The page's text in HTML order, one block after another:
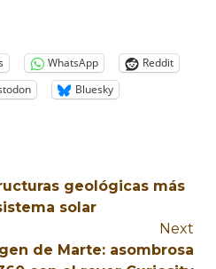
WhatsApp
Reddit
Bluesky
geológicas más
solar
Next
de Marte: asombrosa